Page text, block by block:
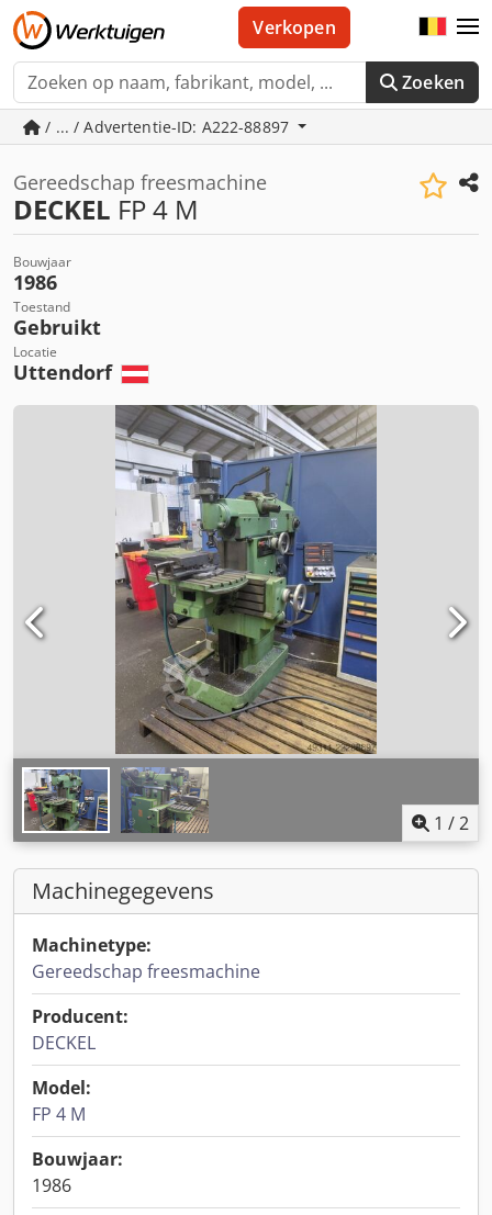
Zoeken
Verkopen
/ ... / Advertentie-ID: A222-88897
Gereedschap freesmachine
DECKEL FP 4 M
Bouwjaar
1986
Toestand
Gebruikt
Locatie
Uttendorf
1 /2
Machinegegevens
Machinetype:
Gereedschap freesmachine
Producent:
DECKEL
Model:
FP 4 M
Bouwjaar:
1986